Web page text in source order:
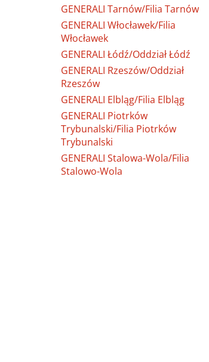
GENERALI Tarnów/Filia Tarnów
GENERALI Włocławek/Filia
Włocławek
GENERALI Łódź/Oddział Łódź
GENERALI Rzeszów/Oddział
Rzeszów
GENERALI Elbląg/Filia Elbląg
GENERALI Piotrków
Trybunalski/Filia Piotrków
Trybunalski
GENERALI Stalowa-Wola/Filia
Stalowo-Wola